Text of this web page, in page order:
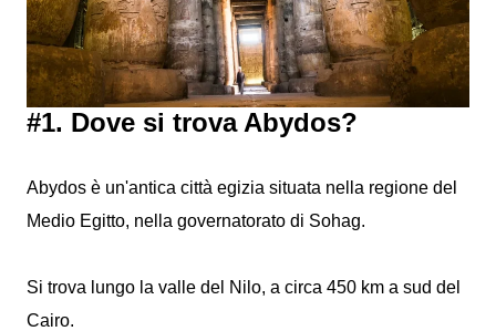
#1. Dove si trova Abydos?
Abydos è un'antica città egizia situata nella regione del
Medio Egitto, nella governatorato di Sohag.
Si trova lungo la valle del Nilo, a circa 450 km a sud del
Cairo.